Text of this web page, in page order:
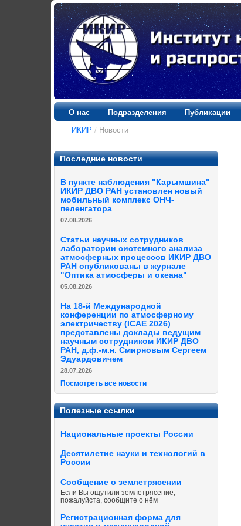
О нас Подразделения Публикации
ИКИР / Новости
Последние новости
В пункте наблюдения "Карымшина"
ИКИР ДВО РАН установлен новый
мобильный комплекс ОНЧ-
пеленгатора
07.08.2026
Статьи научных сотрудников
лаборатории системного анализа
атмосферных процессов ИКИР ДВО
РАН опубликованы в журнале
"Оптика атмосферы и океана"
05.08.2026
На 18-й Международной
конференции по атмосферному
электричеству (ICAE 2026)
представлены доклады ведущим
научным сотрудником ИКИР ДВО
РАН, д.ф.-м.н. Смирновым Сергеем
Эдуардовичем
28.07.2026
Посмотреть все новости
Полезные ссылки
Национальные проекты России
Десятилетие науки и технологий в
России
Сообщение о землетрясении
Если Вы ощутили землетрясение,
пожалуйста, сообщите о нём
Регистрационная форма для